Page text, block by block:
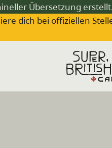
Übersetzung
dich bei offiziellen